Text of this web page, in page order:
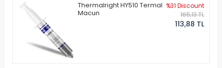
Thermalright HY510 Termal
Macun
%31 Discount
165,13 TL
113,88 TL